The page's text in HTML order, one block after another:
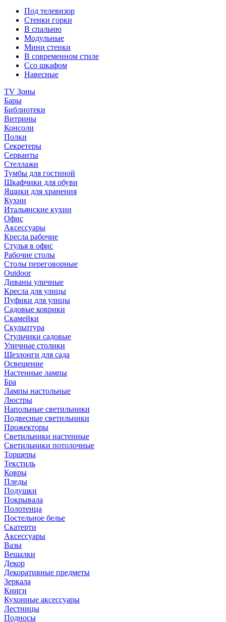
Под телевизор
Стенки горки
В спальню
Модульные
Мини стенки
В современном стиле
Ссо шкафом
Навесные
TV Зоны
Бары
Библиотеки
Витрины
Консоли
Полки
Секретеры
Серванты
Стеллажи
Тумбы для гостиной
Шкафчики для обуви
Ящики для хранения
Кухни
Итальянские кухни
Офис
Аксессуары
Кресла рабочие
Стулья в офис
Рабочие столы
Столы переговорные
Outdoor
Диваны уличные
Кресла для улицы
Пуфики для улицы
Садовые коврики
Скамейки
Скульптура
Стульчики садовые
Уличные столики
Шезлонги для сада
Освещение
Hастенные лампы
Бра
Лампы настольные
Люстры
Напольные светильники
Подвесные светильники
Прожекторы
Светильники настенные
Светильники потолочные
Торшеры
Текстиль
Ковры
Пледы
Подушки
Покрывала
Полотенца
Постельное белье
Скатерти
Аксессуары
Вазы
Вешалки
Декор
Декоративные предметы
Зеркала
Книги
Кухонные аксессуары
Лестницы
Подносы